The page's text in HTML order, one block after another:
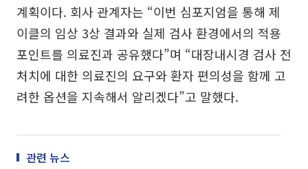
계획이다. 회사 관계자는 “이번 심포지엄을 통해 제
이클의 임상 3상 결과와 실제 검사 환경에서의 적용
포인트를 의료진과 공유했다”며 “대장내시경 검사 전
처치에 대한 의료진의 요구와 환자 편의성을 함께 고
려한 옵션을 지속해서 알리겠다”고 말했다.
관련 뉴스